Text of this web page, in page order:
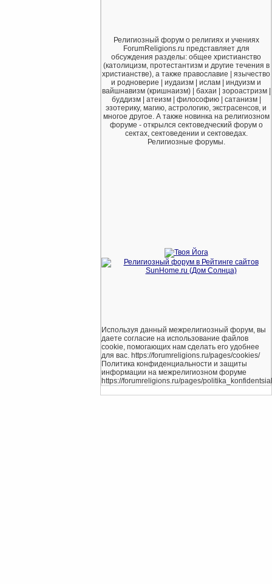
Религиозный форум о религиях и учениях
ForumReligions.ru представляет для
обсуждения разделы: общее христианство
(католицизм, протестантизм и другие течения в
христианстве), а также православие | язычество
и родноверие | иудаизм | ислам | индуизм и
вайшнавизм (кришнаизм) | бахаи | зороастризм |
буддизм | атеизм | философию | сатанизм |
эзотерику, магию, астрологию, экстрасенсов, и
многое другое. А также новинка на религиозном
форуме - открылся сектоведческий форум о
сектах, сектоведении и сектоведах.
Религиозные форумы.
Используя данный межрелигиозный форум, вы
даете согласие на использование файлов
cookie, помогающих нам сделать его удобнее
для вас. https://forumreligions.ru/pages/cookies/
Политика конфиденциальности и защиты
информации на межрелигиозном форуме
https://forumreligions.ru/pages/